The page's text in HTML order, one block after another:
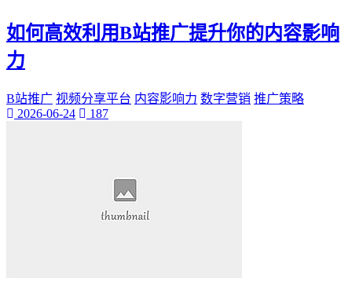
如何高效利用B站推广提升你的内容影响
力
B站推广 视频分享平台 内容影响力 数字营销 推广策略
2026-06-24
187